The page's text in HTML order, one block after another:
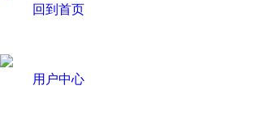
回到首页
用户中心